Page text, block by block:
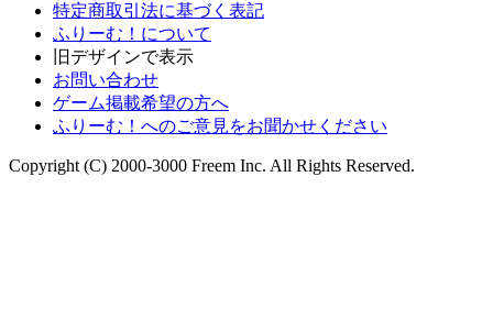
特定商取引法に基づく表記
ふりーむ！について
旧デザインで表示
お問い合わせ
ゲーム掲載希望の方へ
ふりーむ！へのご意見をお聞かせください
Copyright (C) 2000-3000 Freem Inc. All Rights Reserved.